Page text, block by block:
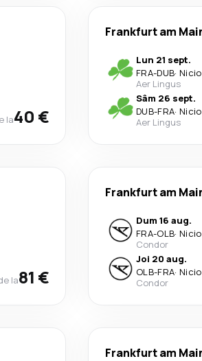
la40 €
Frankfurt am
Lun 21 sept.
FRA-DUB·
Aer Lingus
Sâm 26 sept.
DUB-FRA·
Aer Lingus
la81 €
Frankfurt am
Dum 16 aug.
FRA-OLB·
Condor
Joi 20 aug.
OLB-FRA·
Condor
Frankfurt am